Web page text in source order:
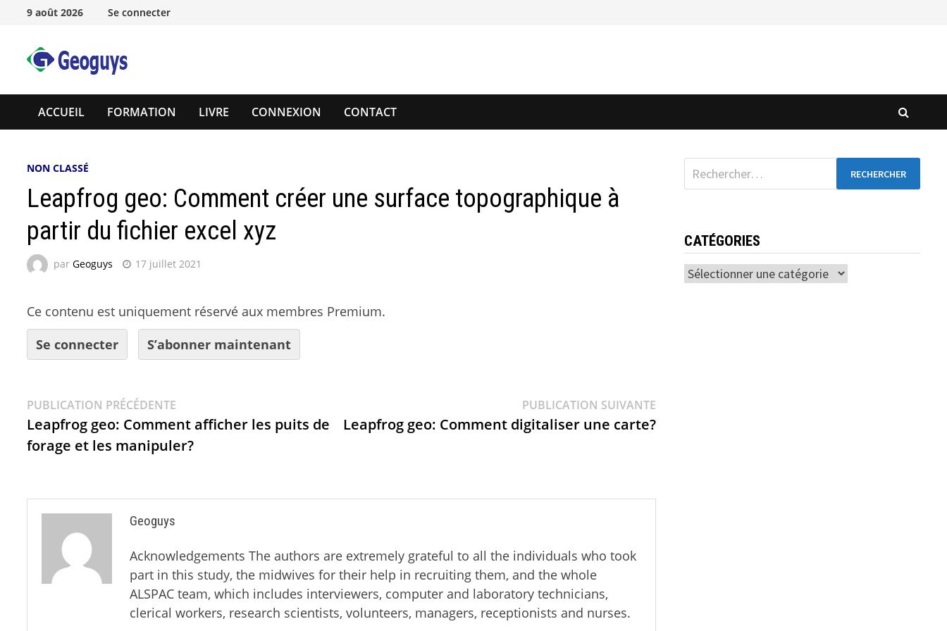
9 août 2026 Se connecter
ACCUEIL FORMATION LIVRE CONNEXION CONTACT
NON CLASSÉ
Leapfrog geo: Comment créer une surface topographique à
partir du fichier excel xyz
parGeoguys 17 juillet 2021
Ce contenu est uniquement réservé aux membres Premium.
Se connecter
S’abonner maintenant
PUBLICATION PRÉCÉDENTE
Leapfrog geo: Comment afficher les puits de
forage et les manipuler?
PUBLICATION SUIVANTE
Leapfrog geo: Comment digitaliser une carte?
Geoguys
Acknowledgements The authors are extremely grateful to all the individuals who took
part in this study, the midwives for their help in recruiting them, and the whole
ALSPAC team, which includes interviewers, computer and laboratory technicians,
clerical workers, research scientists, volunteers, managers, receptionists and nurses.
CATÉGORIES